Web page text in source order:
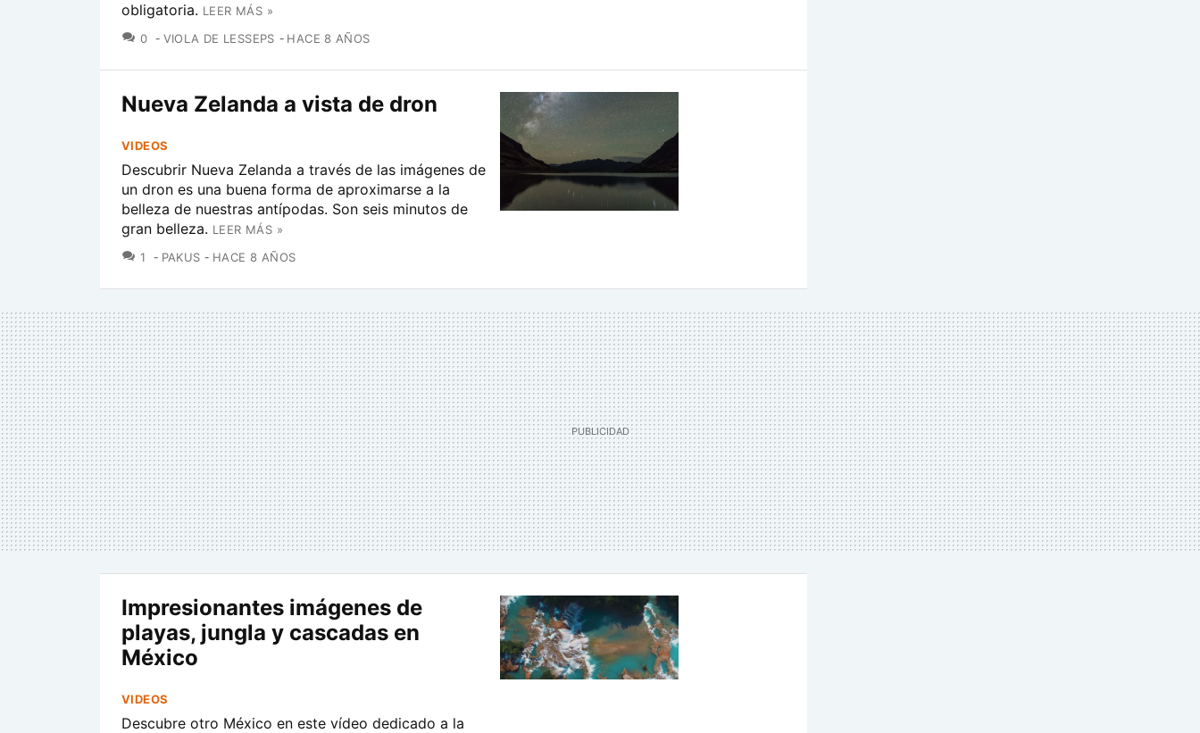
obligatoria. LEER MÁS »
0 COMENTARIOS
VIOLA DE LESSEPS HACE 8 AÑOS
Nueva Zelanda a vista de dron
VIDEOS
Descubrir Nueva Zelanda a través de las imágenes de
un dron es una buena forma de aproximarse a la
belleza de nuestras antípodas. Son seis minutos de
gran belleza. LEER MÁS »
1
COMENTARIOS
PAKUS HACE 8 AÑOS
Impresionantes imágenes de
playas, jungla y cascadas en
México
VIDEOS
Descubre otro México en este vídeo dedicado a la